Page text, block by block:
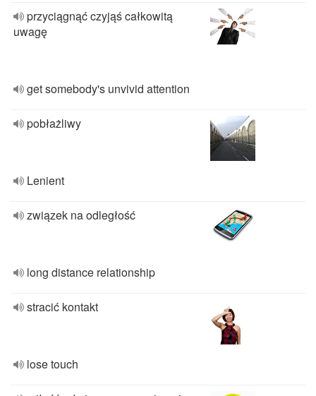
przyciągnąć czyjąś całkowitą
uwagę
get somebody's unvivid attention
pobłażliwy
Lenient
związek na odległość
long distance relationship
stracić kontakt
lose touch